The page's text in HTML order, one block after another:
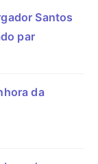
Santos
par
da